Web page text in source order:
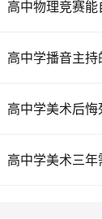
高中物理竞赛
高中学播音主
高中学美术后
高中学美术三